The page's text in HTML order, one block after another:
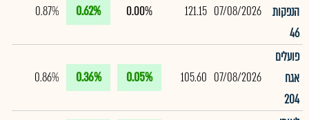
הנפקות
46
07/08/2026
121.15
0.00%
0.62%
0.87%
פועלים
אגח
204
07/08/2026
105.60
0.05%
0.36%
0.86%